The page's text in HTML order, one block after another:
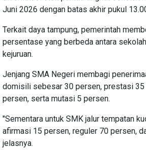
Juni 2026 dengan batas akhir pukul
Terkait daya tampung, pemerintah
persentase yang berbeda antara
kejuruan.
Jenjang SMA Negeri membagi
domisili sebesar 30 persen, prestasi
persen, serta mutasi 5 persen.
"Sementara untuk SMK jalur tempatan
afirmasi 15 persen, reguler 70 persen,
jelasnya.